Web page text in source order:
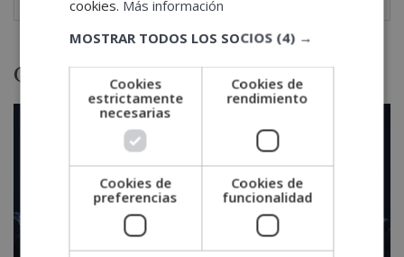
Otras titulaciones
cookies. Más información
MOSTRAR TODOS LOS SOCIOS (4) →
Cookies
estrictamente
necesarias
Cookies de
rendimiento
Cookies de
preferencias
Cookies de
funcionalidad